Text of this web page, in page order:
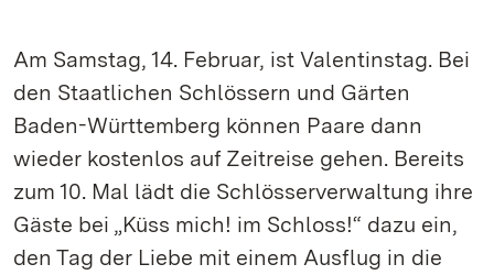
Am Samstag, 14. Februar, ist Valentinstag. Bei
den Staatlichen Schlössern und Gärten
Baden-Württemberg können Paare dann
wieder kostenlos auf Zeitreise gehen. Bereits
zum 10. Mal lädt die Schlösserverwaltung ihre
Gäste bei „Küss mich! im Schloss!“ dazu ein,
den Tag der Liebe mit einem Ausflug in die